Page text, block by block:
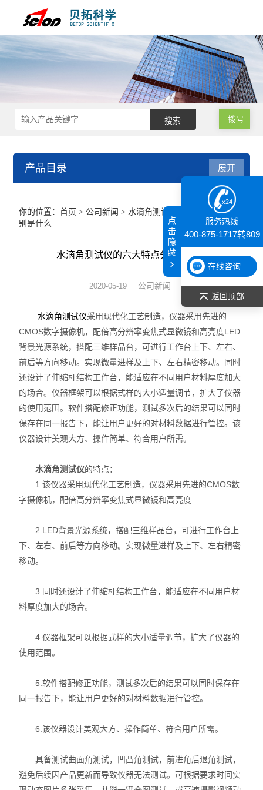
拨号
产品目录
纳米粒度仪
膜厚仪
光谱部件及外设
差示/热重/差热/热分析
红外光谱（IR、傅立叶）
扫描探针显微镜/原子力
低温恒温器
荧光分光光度计（分子荧光
X射线衍射仪（XRD）
激光光散射仪
扫描电镜（SEM）
X荧光光谱XRF能量色散型
透反射率测量仪
等离子清洗机
代理产品
光学显微镜
展开
你的位置：首页 > 公司新闻 > 水滴角测试仪的六大特点分
别是什么
水滴角测试仪的六大特点分别是什么
2020-05-19 公司新闻
水滴角测试仪采用现代化工艺制造，仪器采用先进的
CMOS数字摄像机，配倍高分辨率变焦式显微镜和高亮度LED
背景光源系统，搭配三维样品台，可进行工作台上下、左右、
前后等方向移动。实现微量进样及上下、左右精密移动。同时
还设计了伸缩杆结构工作台，能适应在不同用户材料厚度加大
的场合。仪器框架可以根据式样的大小适量调节，扩大了仪器
的使用范围。软件搭配修正功能，测试多次后的结果可以同时
保存在同一报告下，能让用户更好的对材料数据进行管控。该
仪器设计美观大方、操作简单、符合用户所需。
水滴角测试仪的特点：
1.该仪器采用现代化工艺制造，仪器采用先进的CMOS数
字摄像机，配倍高分辨率变焦式显微镜和高亮度
2.LED背景光源系统，搭配三维样品台，可进行工作台上
下、左右、前后等方向移动。实现微量进样及上下、左右精密
移动。
3.同时还设计了伸缩杆结构工作台，能适应在不同用户材
料厚度加大的场合。
4.仪器框架可以根据式样的大小适量调节，扩大了仪器的
使用范围。
5.软件搭配修正功能，测试多次后的结果可以同时保存在
同一报告下，能让用户更好的对材料数据进行管控。
6.该仪器设计美观大方、操作简单、符合用户所需。
具备测试曲面角测试，凹凸角测试，前进角后退角测试，
避免后续因产品更新而导致仪器无法测试。可根据要求时间实
服务热线
400-875-1717转809
在线咨询
返回顶部
点
击
隐
藏